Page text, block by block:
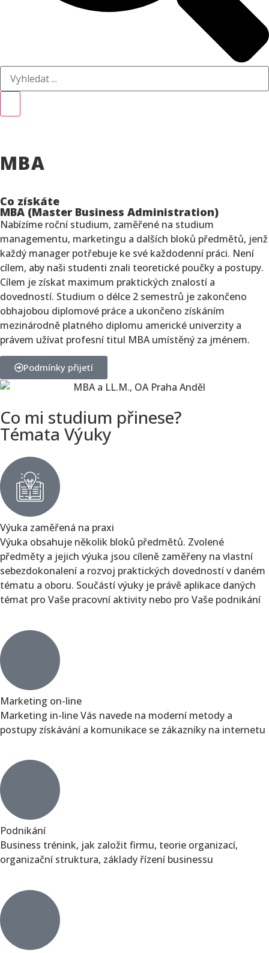
MBA
Co získáte
MBA (Master Business Administration)
Nabízíme roční studium, zaměřené na studium
managementu, marketingu a dalších bloků předmětů, jenž
každý manager potřebuje ke své každodenní práci. Není
cílem, aby naši studenti znali teoretické poučky a postupy.
Cílem je získat maximum praktických znalostí a
dovedností. Studium o délce 2 semestrů je zakončeno
obhajobou diplomové práce a ukončeno získáním
mezinárodně platného diplomu americké univerzity a
právem užívat profesní titul MBA umístěný za jménem.
Podmínky přijetí
Co mi studium přinese?
Témata Výuky
Výuka zaměřená na praxi
Výuka obsahuje několik bloků předmětů. Zvolené
předměty a jejich výuka jsou cíleně zaměřeny na vlastní
sebezdokonalení a rozvoj praktických dovedností v daném
tématu a oboru. Součástí výuky je právě aplikace daných
témat pro Vaše pracovní aktivity nebo pro Vaše podnikání
Marketing on-line
Marketing in-line Vás navede na moderní metody a
postupy získávání a komunikace se zákazníky na internetu
Podnikání
Business trénink, jak založit firmu, teorie organizací,
organizační struktura, základy řízení businessu